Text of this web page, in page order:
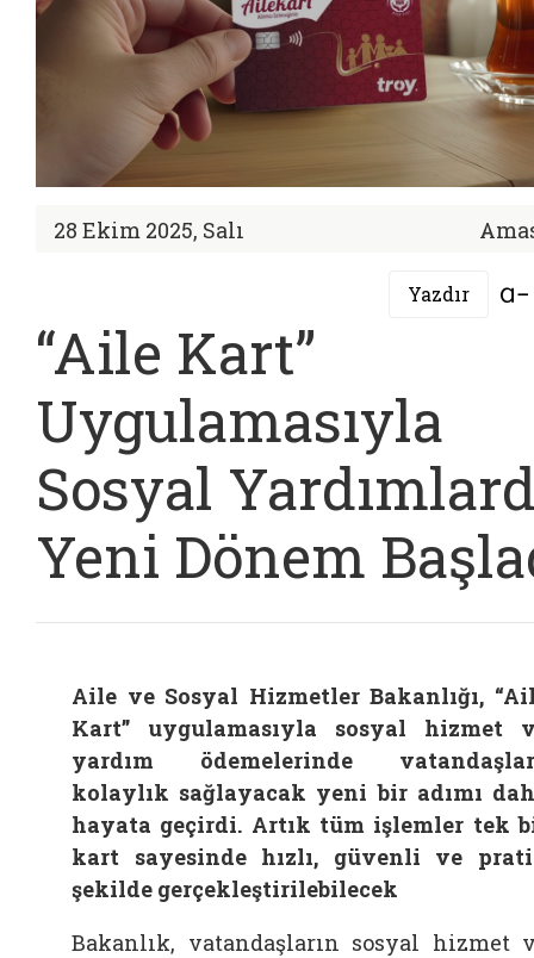
28 Ekim 2025, Salı
Yazdır
“Aile Kart”
Uygulamasıyla
Sosyal
Yeni Dönem
Aile ve Sosyal Hizmetler Bakanlığı,
Kart” uygulamasıyla sosyal hizmet
yardım ödemelerinde
kolaylık sağlayacak yeni bir adımı
hayata geçirdi. Artık tüm işlemler tek
kart sayesinde hızlı, güvenli ve
şekilde gerçekleştirilebilecek
Bakanlık, vatandaşların sosyal hizmet